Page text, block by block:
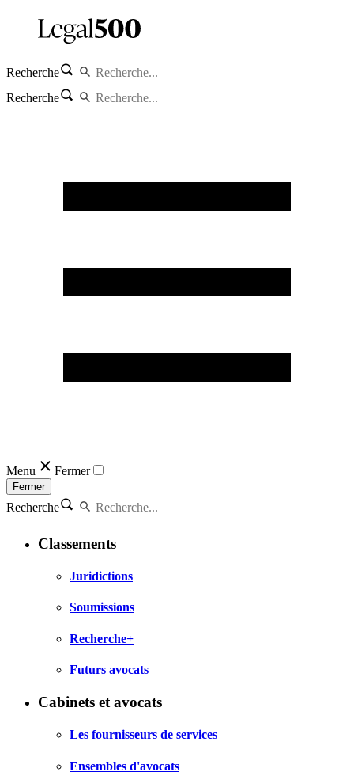
Recherche
Recherche
Menu Fermer
Fermer
Recherche
Classements
Juridictions
Soumissions
Recherche+
Futurs avocats
Cabinets et avocats
Les fournisseurs de services
Ensembles d'avocats